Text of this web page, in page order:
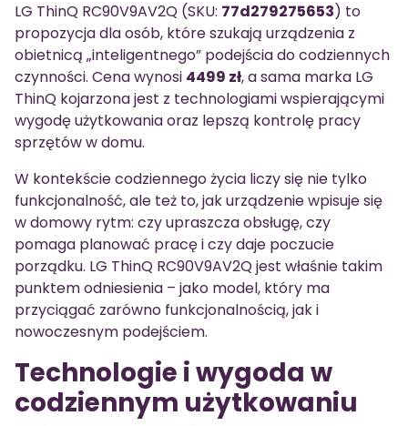
LG ThinQ RC90V9AV2Q (SKU: 77d279275653) to
propozycja dla osób, które szukają urządzenia z
obietnicą „inteligentnego” podejścia do codziennych
czynności. Cena wynosi 4499 zł, a sama marka LG
ThinQ kojarzona jest z technologiami wspierającymi
wygodę użytkowania oraz lepszą kontrolę pracy
sprzętów w domu.
W kontekście codziennego życia liczy się nie tylko
funkcjonalność, ale też to, jak urządzenie wpisuje się
w domowy rytm: czy upraszcza obsługę, czy
pomaga planować pracę i czy daje poczucie
porządku. LG ThinQ RC90V9AV2Q jest właśnie takim
punktem odniesienia – jako model, który ma
przyciągać zarówno funkcjonalnością, jak i
nowoczesnym podejściem.
Technologie i wygoda w
codziennym użytkowaniu